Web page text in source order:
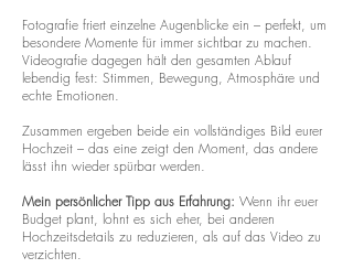
Fotografie friert einzelne Augenblicke ein – perfekt, um
besondere Momente für immer sichtbar zu machen.
Videografie dagegen hält den gesamten Ablauf
lebendig fest: Stimmen, Bewegung, Atmosphäre und
echte Emotionen.
Zusammen ergeben beide ein vollständiges Bild eurer
Hochzeit – das eine zeigt den Moment, das andere
lässt ihn wieder spürbar werden.
Mein persönlicher Tipp aus Erfahrung: Wenn ihr euer
Budget plant, lohnt es sich eher, bei anderen
Hochzeitsdetails zu reduzieren, als auf das Video zu
verzichten.